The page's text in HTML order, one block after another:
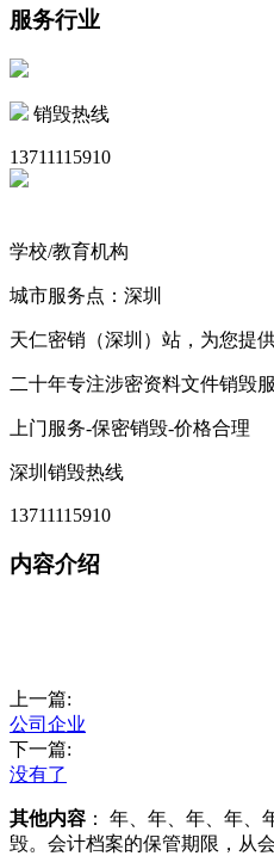
服务行业
销毁热线
13711115910
学校/教育机构
城市服务点：深圳
天仁密销（深圳）站，为您提
二十年专注涉密资料文件销毁
上门服务-保密销毁-价格合理
深圳销毁热线
13711115910
内容介绍
上一篇:
公司企业
下一篇:
没有了
其他内容 ： 年、年、年、年、
毁。会计档案的保管期限，从